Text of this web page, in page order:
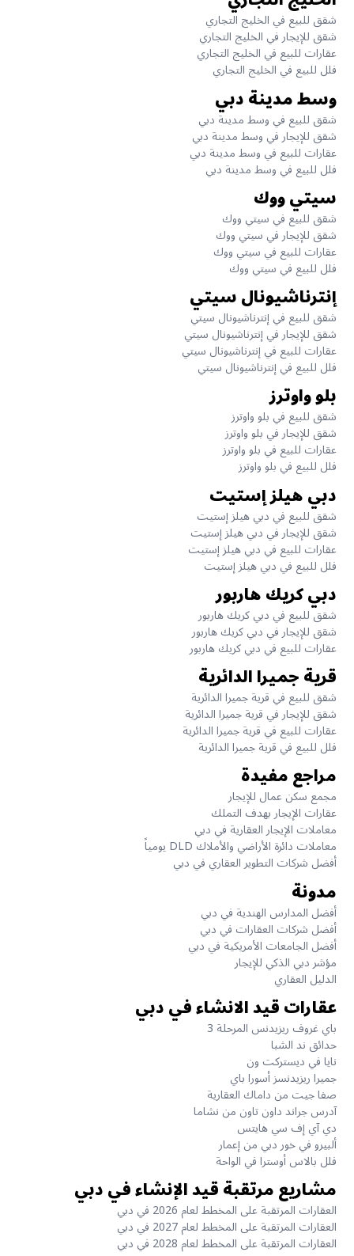
شقق للبيع في الخليج التجاري
شقق للإيجار في الخليج التجاري
عقارات للبيع في الخليج التجاري
فلل للبيع في الخليج التجاري
وسط مدينة دبي
شقق للبيع في وسط مدينة دبي
شقق للإيجار في وسط مدينة دبي
عقارات للبيع في وسط مدينة دبي
فلل للبيع في وسط مدينة دبي
سيتي ووك
شقق للبيع في سيتي ووك
شقق للإيجار في سيتي ووك
عقارات للبيع في سيتي ووك
فلل للبيع في سيتي ووك
إنترناشيونال سيتي
شقق للبيع في إنترناشيونال سيتي
شقق للإيجار في إنترناشيونال سيتي
عقارات للبيع في إنترناشيونال سيتي
فلل للبيع في إنترناشيونال سيتي
بلو واوترز
شقق للبيع في بلو واوترز
شقق للإيجار في بلو واوترز
عقارات للبيع في بلو واوترز
فلل للبيع في بلو واوترز
دبي هيلز إستيت
شقق للبيع في دبي هيلز إستيت
شقق للإيجار في دبي هيلز إستيت
عقارات للبيع في دبي هيلز إستيت
فلل للبيع في دبي هيلز إستيت
دبي كريك هاربور
شقق للبيع في دبي كريك هاربور
شقق للإيجار في دبي كريك هاربور
عقارات للبيع في دبي كريك هاربور
قرية جميرا الدائرية
شقق للبيع في قرية جميرا الدائرية
شقق للإيجار في قرية جميرا الدائرية
عقارات للبيع في قرية جميرا الدائرية
فلل للبيع في قرية جميرا الدائرية
مراجع مفيدة
مجمع سكن عمال للإيجار
عقارات الإيجار بهدف التملك
معاملات الإيجار العقارية في دبي
معاملات دائرة الأراضي والأملاك DLD يومياً
أفضل شركات التطوير العقاري في دبي
مدونة
أفضل المدارس الهندية في دبي
أفضل شركات العقارات في دبي
أفضل الجامعات الأمريكية في دبي
مؤشر دبي الذكي للإيجار
الدليل العقاري
عقارات قيد الانشاء في دبي
باي غروف ريزيدنس المرحلة 3
حدائق ند الشبا
نايا في ديستركت ون
جميرا ريزيدنسز أسورا باي
صفا جيت من داماك العقارية
آدرس جراند داون تاون من نشاما
دي آي إف سي هايتس
ألبيرو في خور دبي من إعمار
فلل بالاس أوسترا في الواحة
مشاريع مرتقبة قيد الإنشاء في دبي
العقارات المرتقبة على المخطط لعام 2026 في دبي
العقارات المرتقبة على المخطط لعام 2027 في دبي
العقارات المرتقبة على المخطط لعام 2028 في دبي